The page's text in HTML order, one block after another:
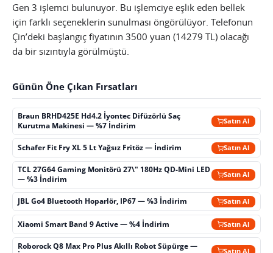
Gen 3 işlemci bulunuyor. Bu işlemciye eşlik eden bellek
için farklı seçeneklerin sunulması öngörülüyor. Telefonun
Çin’deki başlangıç fiyatının 3500 yuan (14279 TL) olacağı
da bir sızıntıyla görülmüştü.
Günün Öne Çıkan Fırsatları
Braun BRHD425E Hd4.2 İyontec Difüzörlü Saç
Kurutma Makinesi — %7 İndirim
Satın Al
Schafer Fit Fry XL 5 Lt Yağsız Fritöz — İndirim Satın Al
TCL 27G64 Gaming Monitörü 27\" 180Hz QD-Mini LED
— %3 İndirim
Satın Al
JBL Go4 Bluetooth Hoparlör, IP67 — %3 İndirim Satın Al
Xiaomi Smart Band 9 Active — %4 İndirim Satın Al
Roborock Q8 Max Pro Plus Akıllı Robot Süpürge —
Satın Al